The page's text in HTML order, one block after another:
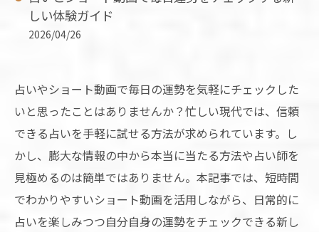
しい体験ガイド
2026/04/26
占いやショート動画で毎日の運勢を気軽にチェックした
いと思ったことはありませんか？忙しい現代では、信頼
できる占いを手軽に試せる方法が求められています。し
かし、膨大な情報の中から本当に当たる方法や占い師を
見極めるのは簡単ではありません。本記事では、短時間
でわかりやすいショート動画を活用しながら、日常的に
占いを楽しみつつ自分自身の運勢をチェックできる新し